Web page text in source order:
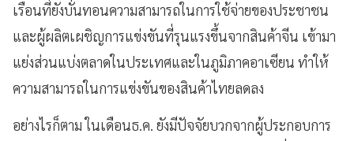
เรือนที่ยังบั่นทอนความสามารถในการใช้จ่ายของประชาชน
และผู้ผลิตเผชิญการแข่งขันที่รุนแรงขึ้นจากสินค้าจีน เข้ามา
แย่งส่วนแบ่งตลาดในประเทศและในภูมิภาคอาเซียน ทำให้
ความสามารถในการแข่งขันของสินค้าไทยลดลง
อย่างไรก็ตาม ในเดือนธ.ค. ยังมีปัจจัยบวกจากผู้ประกอบการ